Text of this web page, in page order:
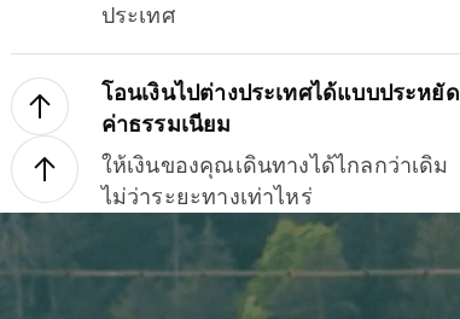
ประเทศ
โอนเงินไปต่างประเทศได้แบบประหยัด
ค่าธรรมเนียม
ให้เงินของคุณเดินทางได้ไกลกว่าเดิม
ไม่ว่าระยะทางเท่าไหร่